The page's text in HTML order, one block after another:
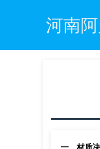
河南